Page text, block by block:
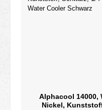
Alphacool 14000,
Nickel,